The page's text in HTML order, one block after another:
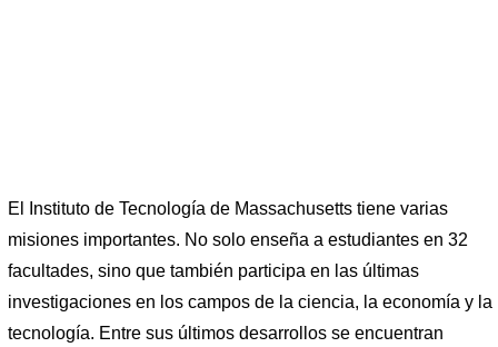
El Instituto de Tecnología de Massachusetts tiene varias
misiones importantes. No solo enseña a estudiantes en 32
facultades, sino que también participa en las últimas
investigaciones en los campos de la ciencia, la economía y la
tecnología. Entre sus últimos desarrollos se encuentran